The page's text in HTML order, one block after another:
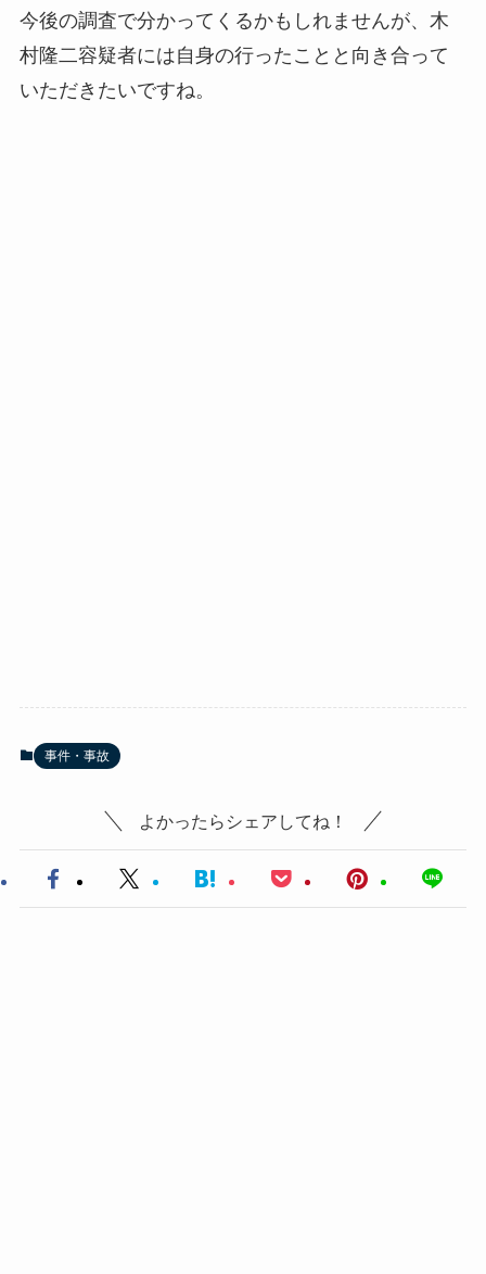
今後の調査で分かってくるかもしれませんが、木
村隆二容疑者には自身の行ったことと向き合って
いただきたいですね。
事件・事故
よかったらシェアしてね！